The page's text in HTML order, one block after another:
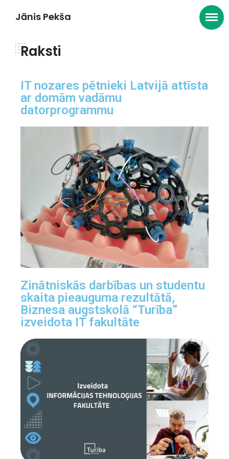
Jānis Pekša
Raksti
IT nozares pētnieki Latvijā attīsta
ar domām vadāmu
datorprogrammu
Zinātniskās darbības un studentu
skaita pieauguma rezultātā,
Biznesa augstskolā “Turība”
izveidota IT fakultāte